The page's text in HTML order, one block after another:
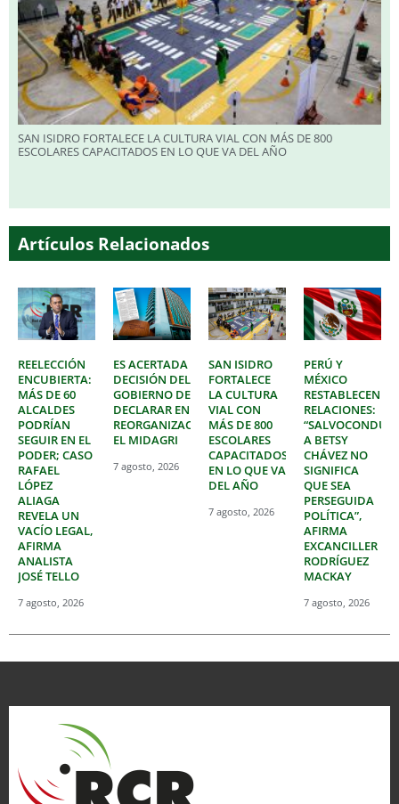
SAN ISIDRO FORTALECE LA CULTURA VIAL CON MÁS DE 800
ESCOLARES CAPACITADOS EN LO QUE VA DEL AÑO
Artículos Relacionados
REELECCIÓN
ENCUBIERTA:
MÁS DE 60
ALCALDES
PODRÍAN
SEGUIR EN EL
PODER; CASO
RAFAEL
LÓPEZ
ALIAGA
REVELA UN
VACÍO LEGAL,
AFIRMA
ANALISTA
JOSÉ TELLO
7 agosto, 2026
ES ACERTADA
DECISIÓN DEL
GOBIERNO DE
DECLARAR EN
REORGANIZACIÓN
EL MIDAGRI
7 agosto, 2026
SAN ISIDRO
FORTALECE
LA CULTURA
VIAL CON
MÁS DE 800
ESCOLARES
CAPACITADOS
EN LO QUE VA
DEL AÑO
7 agosto, 2026
PERÚ Y
MÉXICO
RESTABLECEN
RELACIONES:
A BETSY
CHÁVEZ NO
SIGNIFICA
QUE SEA
PERSEGUIDA
POLÍTICA”,
AFIRMA
EXCANCILLER
RODRÍGUEZ
MACKAY
7 agosto, 2026